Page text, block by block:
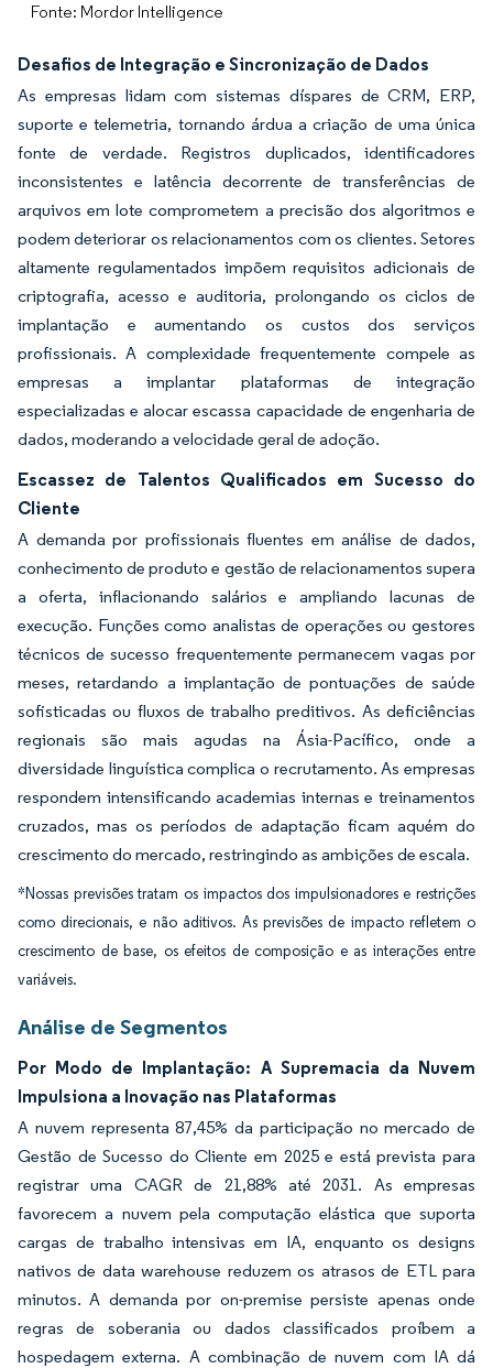
Fonte: Mordor Intelligence
Desafios de Integração e Sincronização de Dados
As empresas lidam com sistemas díspares de CRM, ERP,
suporte e telemetria, tornando árdua a criação de uma única
fonte de verdade. Registros duplicados, identificadores
inconsistentes e latência decorrente de transferências de
arquivos em lote comprometem a precisão dos algoritmos e
podem deteriorar os relacionamentos com os clientes. Setores
altamente regulamentados impõem requisitos adicionais de
criptografia, acesso e auditoria, prolongando os ciclos de
implantação e aumentando os custos dos serviços
profissionais. A complexidade frequentemente compele as
empresas a implantar plataformas de integração
especializadas e alocar escassa capacidade de engenharia de
dados, moderando a velocidade geral de adoção.
Escassez de Talentos Qualificados em Sucesso do
Cliente
A demanda por profissionais fluentes em análise de dados,
conhecimento de produto e gestão de relacionamentos supera
a oferta, inflacionando salários e ampliando lacunas de
execução. Funções como analistas de operações ou gestores
técnicos de sucesso frequentemente permanecem vagas por
meses, retardando a implantação de pontuações de saúde
sofisticadas ou fluxos de trabalho preditivos. As deficiências
regionais são mais agudas na Ásia-Pacífico, onde a
diversidade linguística complica o recrutamento. As empresas
respondem intensificando academias internas e treinamentos
cruzados, mas os períodos de adaptação ficam aquém do
crescimento do mercado, restringindo as ambições de escala.
*Nossas previsões tratam os impactos dos impulsionadores e restrições
como direcionais, e não aditivos. As previsões de impacto refletem o
crescimento de base, os efeitos de composição e as interações entre
variáveis.
Análise de Segmentos
Por Modo de Implantação: A Supremacia da Nuvem
Impulsiona a Inovação nas Plataformas
A nuvem representa 87,45% da participação no mercado de
Gestão de Sucesso do Cliente em 2025 e está prevista para
registrar uma CAGR de 21,88% até 2031. As empresas
favorecem a nuvem pela computação elástica que suporta
cargas de trabalho intensivas em IA, enquanto os designs
nativos de data warehouse reduzem os atrasos de ETL para
minutos. A demanda por on-premise persiste apenas onde
regras de soberania ou dados classificados proíbem a
hospedagem externa. A combinação de nuvem com IA dá